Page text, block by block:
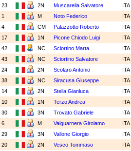
23
2N Muscarella Salvatore
ITA
1
M Noto Federico
ITA
4
CM Palazzotto Roberto
ITA
17
1N Picone Chiodo Luigi
ITA
42
NC Sciortino Marta
ITA
43
NC Sciortino Salvatore
ITA
24
2N Scolaro Antonio
ITA
38
NC Siracusa Giuseppe
ITA
14
2N Stella Gianluca
ITA
10
1N Terzo Andrea
ITA
30
3N Trovato Gabriele
ITA
6
M Valguarnera Girolamo
ITA
29
3N Vallone Giorgio
ITA
20
2N Vesco Tommaso
ITA